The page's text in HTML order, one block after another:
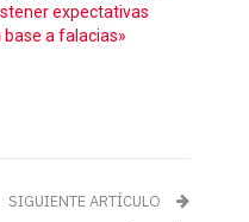
expectativas
base a falacias»
SIGUIENTE ARTÍCULO